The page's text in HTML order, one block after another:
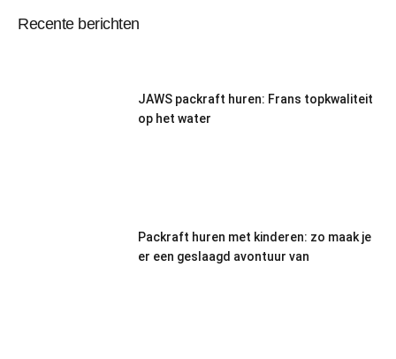
Recente berichten
JAWS packraft huren: Frans topkwaliteit
op het water
Packraft huren met kinderen: zo maak je
er een geslaagd avontuur van